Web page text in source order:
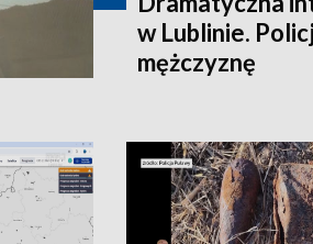
w Lublinie.
mężczyznę